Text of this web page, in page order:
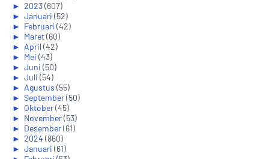
► 2023(607)
► Januari (52)
► Februari (42)
► Maret(60)
► April(42)
► Mei (43)
► Juni (50)
► Juli (54)
► Agustus (55)
► September(50)
► Oktober(45)
► November(53)
► Desember(61)
► 2024 (860)
► Januari (61)